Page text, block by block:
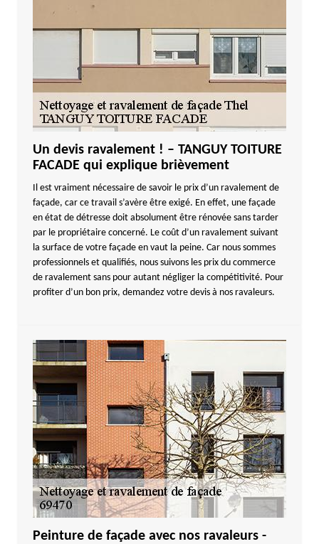
Un devis ravalement ! – TANGUY TOITURE
FACADE qui explique brièvement
Il est vraiment nécessaire de savoir le prix d’un ravalement de
façade, car ce travail s’avère être exigé. En effet, une façade
en état de détresse doit absolument être rénovée sans tarder
par le propriétaire concerné. Le coût d’un ravalement suivant
la surface de votre façade en vaut la peine. Car nous sommes
professionnels et qualifiés, nous suivons les prix du commerce
de ravalement sans pour autant négliger la compétitivité. Pour
profiter d’un bon prix, demandez votre devis à nos ravaleurs.
Peinture de façade avec nos ravaleurs -